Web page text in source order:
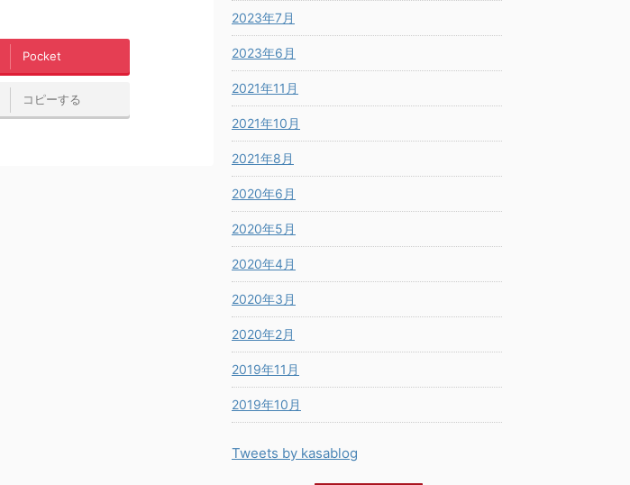
Pocket
コピーする
2023年7月
2023年6月
2021年11月
2021年10月
2021年8月
2020年6月
2020年5月
2020年4月
2020年3月
2020年2月
2019年11月
2019年10月
Tweets by kasablog